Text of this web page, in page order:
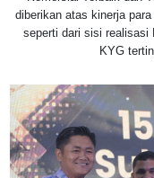
diberikan atas kinerja
seperti dari sisi realisasi
KYG